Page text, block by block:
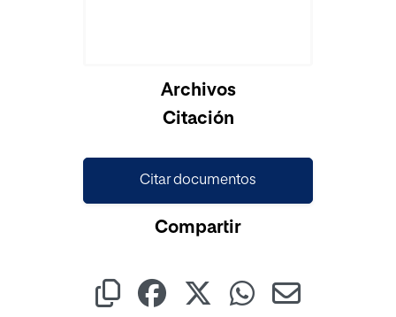
Archivos
Citación
Citar documentos
Compartir